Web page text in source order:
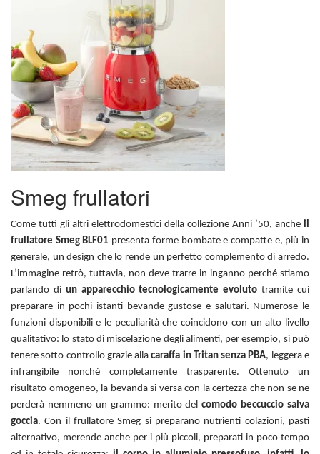
Smeg frullatori
Come tutti gli altri elettrodomestici della collezione Anni ’50, anche il
frullatore Smeg BLF01 presenta forme bombate e compatte e, più in
generale, un design che lo rende un perfetto complemento di arredo.
L’immagine retrò, tuttavia, non deve trarre in inganno perché stiamo
parlando diun apparecchio tecnologicamente evoluto tramite cui
preparare in pochi istanti bevande gustose e salutari. Numerose le
funzioni disponibili e le peculiarità che coincidono con un alto livello
qualitativo: lo stato di miscelazione degli alimenti, per esempio, si può
tenere sotto controllo grazie allacaraffa in Tritan senza PBA, leggera e
infrangibile nonché completamente trasparente. Ottenuto un
risultato omogeneo, la bevanda si versa con la certezza che non se ne
perderà nemmeno un grammo: merito delcomodo beccuccio salva
goccia. Con il frullatore Smeg si preparano nutrienti colazioni, pasti
alternativo, merende anche per i più piccoli, preparati in poco tempo